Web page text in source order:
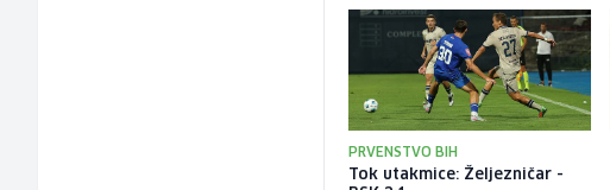
PRVENSTVO BIH
Tok utakmice: Željezničar -